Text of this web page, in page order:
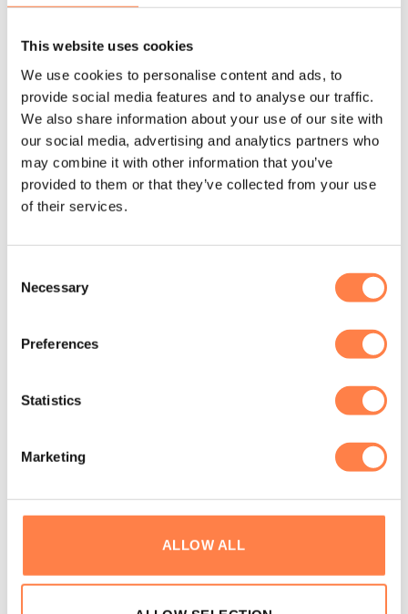
This website uses cookies
We use cookies to personalise content and ads, to
provide social media features and to analyse our traffic.
We also share information about your use of our site with
our social media, advertising and analytics partners who
may combine it with other information that you’ve
provided to them or that they’ve collected from your use
of their services.
Selection
Necessary
Preferences
Statistics
Marketing
ALLOW ALL
Andere suggesties…
Neoprene Pols en Enkel
OPTIES SELECTEREN
Dit
heeft
meerdere
optie
Pilates Ring – 30 cm –
TOEVOEGEN AAN